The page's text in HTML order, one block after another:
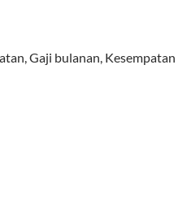
Gaji bulanan, Kesempatan